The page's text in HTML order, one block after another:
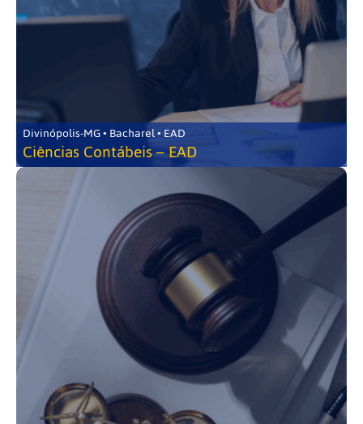
Divinópolis-MG • Bacharel • EAD
Ciências Contábeis – EAD